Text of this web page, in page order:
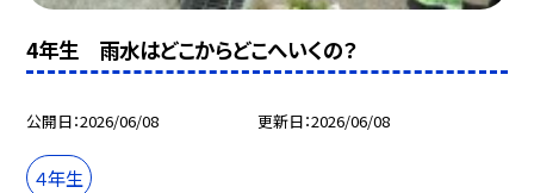
4年生 雨水はどこからどこへいくの？
公開日 2026/06/08 更新日 2026/06/08
４年生